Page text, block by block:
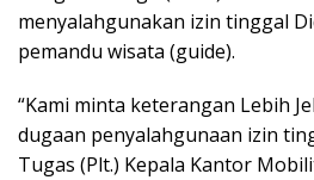
menyalahgunakan izin tinggal
pemandu wisata (guide).
“Kami minta keterangan Lebih
dugaan penyalahgunaan izin
Tugas (Plt.) Kepala Kantor